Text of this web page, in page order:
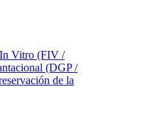
Vitro (FIV /
(DGP /
de la